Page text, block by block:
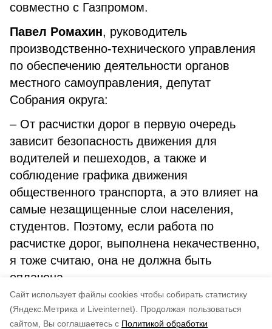
Cайт использует файлы cookies чтобы собирать статистику
(Яндекс.Метрика и Liveinternet).
Продолжая пользоваться
сайтом, Вы соглашаетесь с Политикой обработки
совместно с Газпромом.
Павел Ромахин, руководитель
производственно-технического управления
по обеспечению деятельности органов
местного самоуправления, депутат
Собрания округа:
– От расчистки дорог в первую очередь
зависит безопасность движения для
водителей и пешеходов, а также и
соблюдение графика движения
общественного транспорта, а это влияет на
самые незащищенные слои населения,
студентов. Поэтому, если работа по
расчистке дорог, выполнена некачественно,
я тоже считаю, она не должна быть
оплачена.
Авторы: Департамент информационной политики